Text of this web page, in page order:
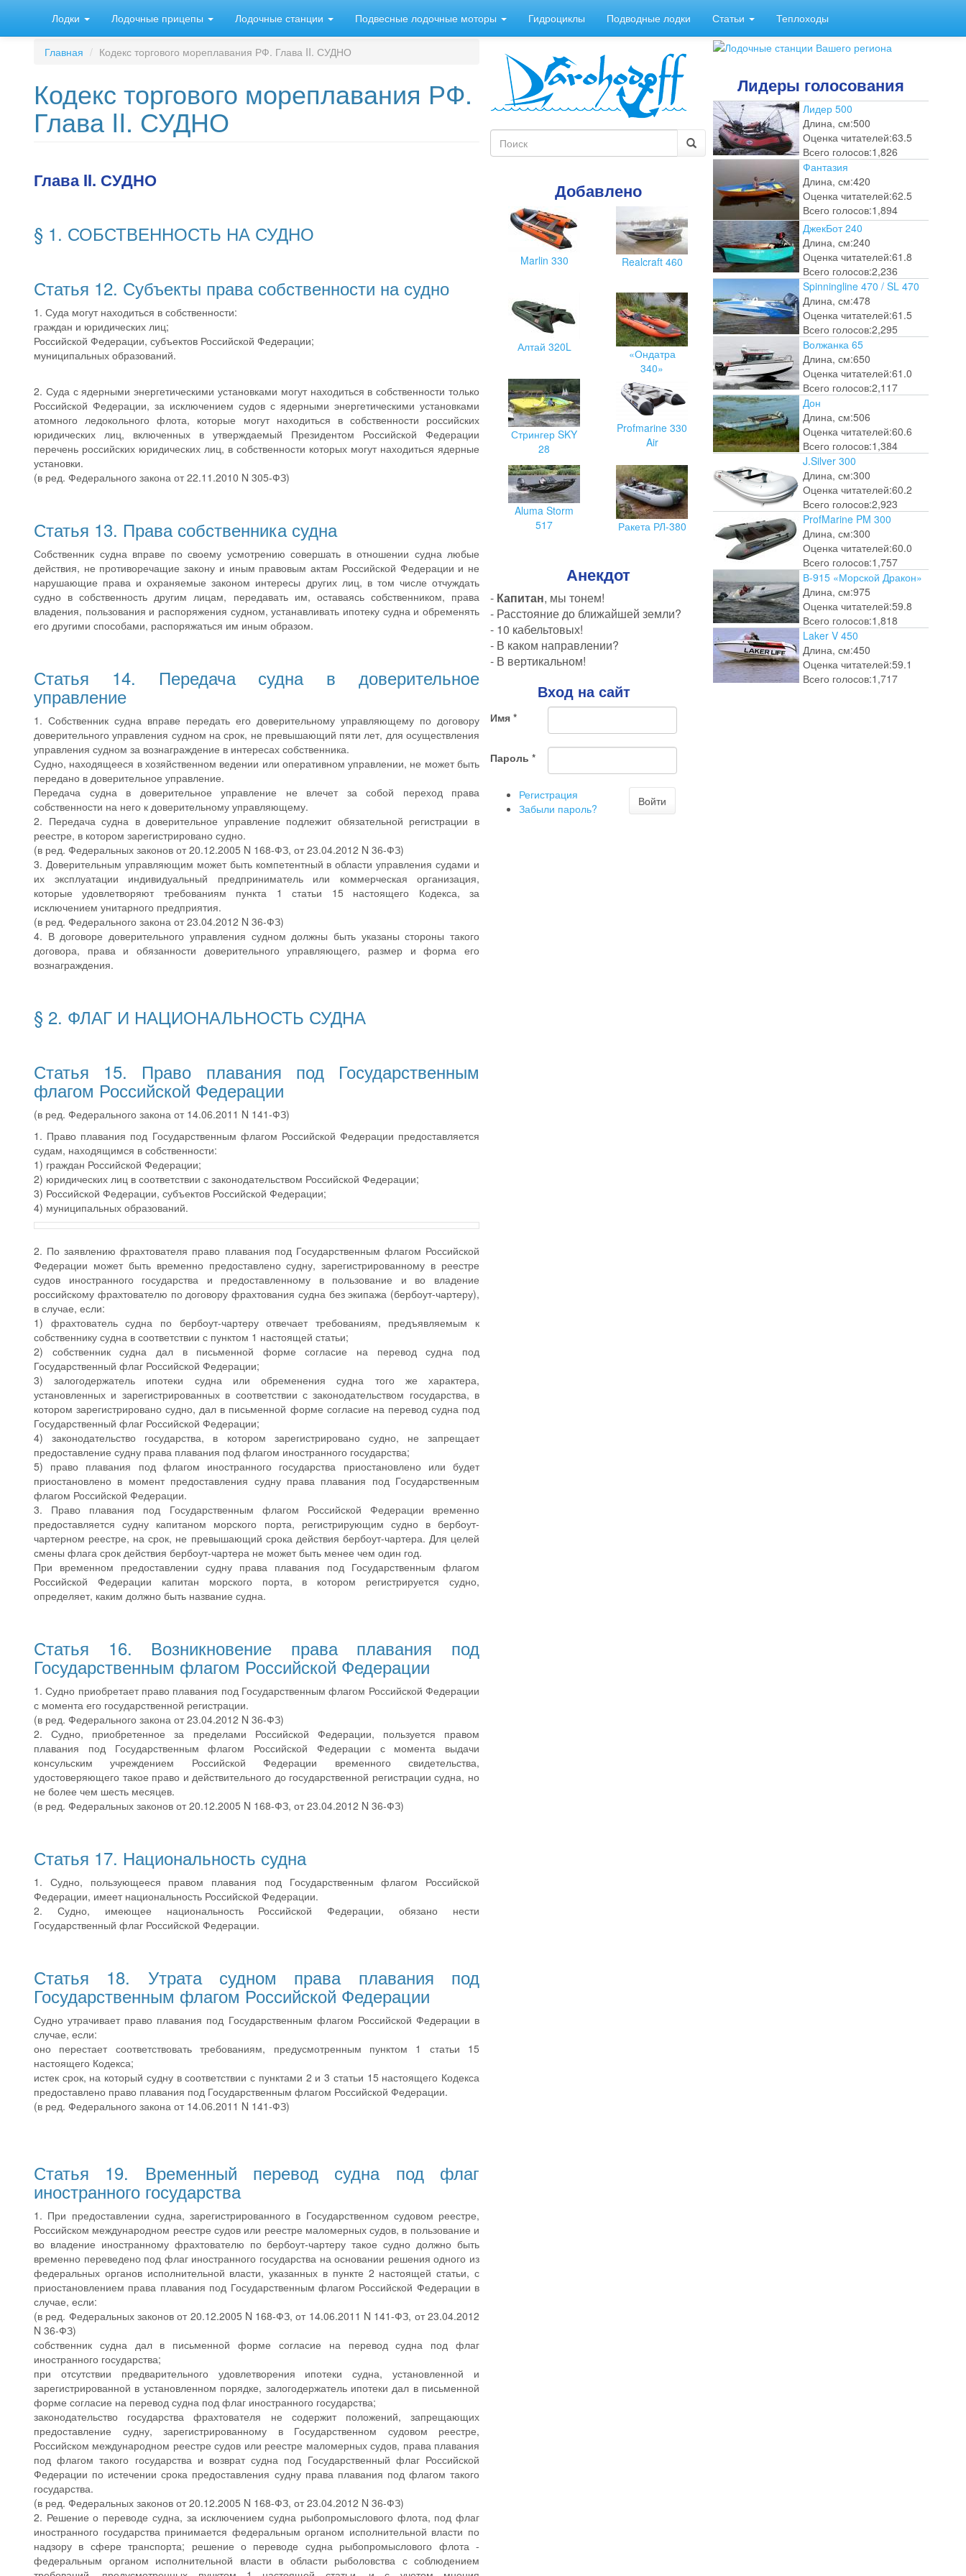
основному
содержанию
Лодки Лодочные прицепы Лодочные станции Подвесные лодочные моторы Гидроциклы Подводные лодки Статьи Теплоходы
Главная Кодекс торгового мореплавания РФ. Глава II. СУДНО
Кодекс торгового мореплавания РФ.
Глава II. СУДНО
Глава II. СУДНО
§ 1. СОБСТВЕННОСТЬ НА СУДНО
Статья 12. Субъекты права собственности на судно
1. Суда могут находиться в собственности:
граждан и юридических лиц;
Российской Федерации, субъектов Российской Федерации;
муниципальных образований.
2. Суда с ядерными энергетическими установками могут находиться в собственности только
Российской Федерации, за исключением судов с ядерными энергетическими установками
атомного ледокольного флота, которые могут находиться в собственности российских
юридических лиц, включенных в утверждаемый Президентом Российской Федерации
перечень российских юридических лиц, в собственности которых могут находиться ядерные
установки.
(в ред. Федерального закона от 22.11.2010 N 305-ФЗ)
Статья 13. Права собственника судна
Собственник судна вправе по своему усмотрению совершать в отношении судна любые
действия, не противоречащие закону и иным правовым актам Российской Федерации и не
нарушающие права и охраняемые законом интересы других лиц, в том числе отчуждать
судно в собственность другим лицам, передавать им, оставаясь собственником, права
владения, пользования и распоряжения судном, устанавливать ипотеку судна и обременять
его другими способами, распоряжаться им иным образом.
Статья 14. Передача судна в доверительное
управление
1. Собственник судна вправе передать его доверительному управляющему по договору
доверительного управления судном на срок, не превышающий пяти лет, для осуществления
управления судном за вознаграждение в интересах собственника.
Судно, находящееся в хозяйственном ведении или оперативном управлении, не может быть
передано в доверительное управление.
Передача судна в доверительное управление не влечет за собой переход права
собственности на него к доверительному управляющему.
2. Передача судна в доверительное управление подлежит обязательной регистрации в
реестре, в котором зарегистрировано судно.
(в ред. Федеральных законов от 20.12.2005 N 168-ФЗ, от 23.04.2012 N 36-ФЗ)
3. Доверительным управляющим может быть компетентный в области управления судами и
их эксплуатации индивидуальный предприниматель или коммерческая организация,
которые удовлетворяют требованиям пункта 1 статьи 15 настоящего Кодекса, за
исключением унитарного предприятия.
(в ред. Федерального закона от 23.04.2012 N 36-ФЗ)
4. В договоре доверительного управления судном должны быть указаны стороны такого
договора, права и обязанности доверительного управляющего, размер и форма его
вознаграждения.
§ 2. ФЛАГ И НАЦИОНАЛЬНОСТЬ СУДНА
Статья 15. Право плавания под Государственным
флагом Российской Федерации
(в ред. Федерального закона от 14.06.2011 N 141-ФЗ)
1. Право плавания под Государственным флагом Российской Федерации предоставляется
судам, находящимся в собственности:
1) граждан Российской Федерации;
2) юридических лиц в соответствии с законодательством Российской Федерации;
3) Российской Федерации, субъектов Российской Федерации;
4) муниципальных образований.
2. По заявлению фрахтователя право плавания под Государственным флагом Российской
Федерации может быть временно предоставлено судну, зарегистрированному в реестре
судов иностранного государства и предоставленному в пользование и во владение
российскому фрахтователю по договору фрахтования судна без экипажа (бербоут-чартеру),
в случае, если:
1) фрахтователь судна по бербоут-чартеру отвечает требованиям, предъявляемым к
собственнику судна в соответствии с пунктом 1 настоящей статьи;
2) собственник судна дал в письменной форме согласие на перевод судна под
Государственный флаг Российской Федерации;
3) залогодержатель ипотеки судна или обременения судна того же характера,
установленных и зарегистрированных в соответствии с законодательством государства, в
котором зарегистрировано судно, дал в письменной форме согласие на перевод судна под
Государственный флаг Российской Федерации;
4) законодательство государства, в котором зарегистрировано судно, не запрещает
предоставление судну права плавания под флагом иностранного государства;
5) право плавания под флагом иностранного государства приостановлено или будет
приостановлено в момент предоставления судну права плавания под Государственным
флагом Российской Федерации.
3. Право плавания под Государственным флагом Российской Федерации временно
предоставляется судну капитаном морского порта, регистрирующим судно в бербоут-
чартерном реестре, на срок, не превышающий срока действия бербоут-чартера. Для целей
смены флага срок действия бербоут-чартера не может быть менее чем один год.
При временном предоставлении судну права плавания под Государственным флагом
Российской Федерации капитан морского порта, в котором регистрируется судно,
определяет, каким должно быть название судна.
Статья 16. Возникновение права плавания под
Государственным флагом Российской Федерации
1. Судно приобретает право плавания под Государственным флагом Российской Федерации
с момента его государственной регистрации.
(в ред. Федерального закона от 23.04.2012 N 36-ФЗ)
2. Судно, приобретенное за пределами Российской Федерации, пользуется правом
плавания под Государственным флагом Российской Федерации с момента выдачи
консульским учреждением Российской Федерации временного свидетельства,
удостоверяющего такое право и действительного до государственной регистрации судна, но
не более чем шесть месяцев.
(в ред. Федеральных законов от 20.12.2005 N 168-ФЗ, от 23.04.2012 N 36-ФЗ)
Статья 17. Национальность судна
1. Судно, пользующееся правом плавания под Государственным флагом Российской
Федерации, имеет национальность Российской Федерации.
2. Судно, имеющее национальность Российской Федерации, обязано нести
Государственный флаг Российской Федерации.
Статья 18. Утрата судном права плавания под
Государственным флагом Российской Федерации
Судно утрачивает право плавания под Государственным флагом Российской Федерации в
случае, если:
оно перестает соответствовать требованиям, предусмотренным пунктом 1 статьи 15
настоящего Кодекса;
истек срок, на который судну в соответствии с пунктами 2 и 3 статьи 15 настоящего Кодекса
предоставлено право плавания под Государственным флагом Российской Федерации.
(в ред. Федерального закона от 14.06.2011 N 141-ФЗ)
Статья 19. Временный перевод судна под флаг
иностранного государства
1. При предоставлении судна, зарегистрированного в Государственном судовом реестре,
Российском международном реестре судов или реестре маломерных судов, в пользование и
во владение иностранному фрахтователю по бербоут-чартеру такое судно должно быть
временно переведено под флаг иностранного государства на основании решения одного из
федеральных органов исполнительной власти, указанных в пункте 2 настоящей статьи, с
приостановлением права плавания под Государственным флагом Российской Федерации в
случае, если:
(в ред. Федеральных законов от 20.12.2005 N 168-ФЗ, от 14.06.2011 N 141-ФЗ, от 23.04.2012
N 36-ФЗ)
собственник судна дал в письменной форме согласие на перевод судна под флаг
иностранного государства;
при отсутствии предварительного удовлетворения ипотеки судна, установленной и
зарегистрированной в установленном порядке, залогодержатель ипотеки дал в письменной
форме согласие на перевод судна под флаг иностранного государства;
законодательство государства фрахтователя не содержит положений, запрещающих
предоставление судну, зарегистрированному в Государственном судовом реестре,
Российском международном реестре судов или реестре маломерных судов, права плавания
под флагом такого государства и возврат судна под Государственный флаг Российской
Федерации по истечении срока предоставления судну права плавания под флагом такого
государства.
(в ред. Федеральных законов от 20.12.2005 N 168-ФЗ, от 23.04.2012 N 36-ФЗ)
2. Решение о переводе судна, за исключением судна рыбопромыслового флота, под флаг
иностранного государства принимается федеральным органом исполнительной власти по
надзору в сфере транспорта; решение о переводе судна рыбопромыслового флота -
федеральным органом исполнительной власти в области рыболовства с соблюдением
Форма
поиска
Добавлено
Marlin 330 Realcraft 460
Алтай 320L
«Ондатра
340»
Стрингер SKY
28
Profmarine 330
Air
Aluma Storm
517
Ракета РЛ-380
Анекдот
- Капитан, мы тонем!
- Расстояние до ближайшей земли?
- 10 кабельтовых!
- В каком направлении?
- В вертикальном!
Вход на сайт
Имя *
Пароль *
Регистрация
Забыли пароль?
Войти
Лидеры голосования
Лидер 500
Длина, см:500
Оценка читателей:63.5
Всего голосов:1,826
Фантазия
Длина, см:420
Оценка читателей:62.5
Всего голосов:1,894
ДжекБот 240
Длина, см:240
Оценка читателей:61.8
Всего голосов:2,236
Spinningline 470 / SL 470
Длина, см:478
Оценка читателей:61.5
Всего голосов:2,295
Волжанка 65
Длина, см:650
Оценка читателей:61.0
Всего голосов:2,117
Дон
Длина, см:506
Оценка читателей:60.6
Всего голосов:1,384
J.Silver 300
Длина, см:300
Оценка читателей:60.2
Всего голосов:2,923
ProfMarine PM 300
Длина, см:300
Оценка читателей:60.0
Всего голосов:1,757
В-915 «Морской Дракон»
Длина, см:975
Оценка читателей:59.8
Всего голосов:1,818
Laker V 450
Длина, см:450
Оценка читателей:59.1
Всего голосов:1,717